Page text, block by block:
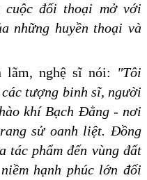
cuộc đối thoại mở với
những huyền thoại và
nghệ sĩ nói: "Tôi
tượng binh sĩ, người
khí Bạch Đằng - nơi
sử oanh liệt. Đồng
tác phẩm đến vùng đất
hạnh phúc lớn đối